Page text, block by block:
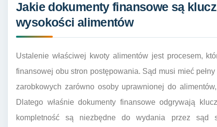
Jakie dokumenty finansowe są
wysokości alimentów
Ustalenie właściwej kwoty alimentów jest procesem,
finansowej obu stron postępowania. Sąd musi mieć
zarobkowych zarówno osoby uprawnionej do
Dlatego właśnie dokumenty finansowe odgrywają
kompletność są niezbędne do wydania przez sąd